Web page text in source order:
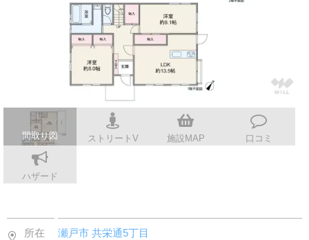
間取り図 ストリートV 施設MAP 口コミ
ハザード
所在 瀬戸市共栄通5丁目